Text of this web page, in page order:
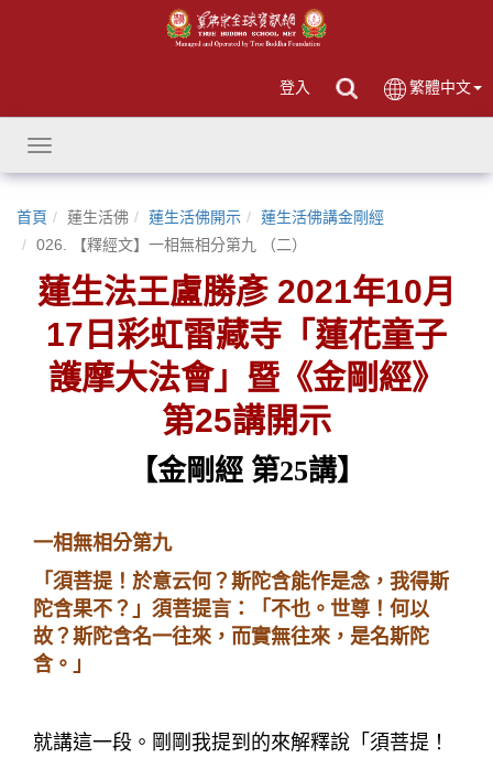
登入 繁體中文
Toggle
navigation
首頁 蓮生活佛 蓮生活佛開示
蓮生活佛講金剛經
026. 【釋經文】一相無相分第九 （二）
蓮生法王盧勝彥 2021年10月
17日彩虹雷藏寺「蓮花童子
護摩大法會」暨《金剛經》
第25講開示
【金剛經 第25講】
一相無相分第九
「須菩提！於意云何？斯陀含能作是念，我得斯
陀含果不？」須菩提言：「不也。世尊！何以
故？斯陀含名一往來，而實無往來，是名斯陀
含。」
就講這一段。 剛剛我提到的來解釋說 「須菩提！